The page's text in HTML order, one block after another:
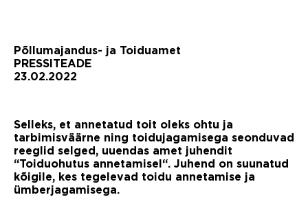
Põllumajandus- ja Toiduamet
PRESSITEADE
23.02.2022
Selleks, et annetatud toit oleks ohtu ja
tarbimisväärne ning toidujagamisega seonduvad
reeglid selged, uuendas amet juhendit
“Toiduohutus annetamisel“. Juhend on suunatud
kõigile, kes tegelevad toidu annetamise ja
ümberjagamisega.